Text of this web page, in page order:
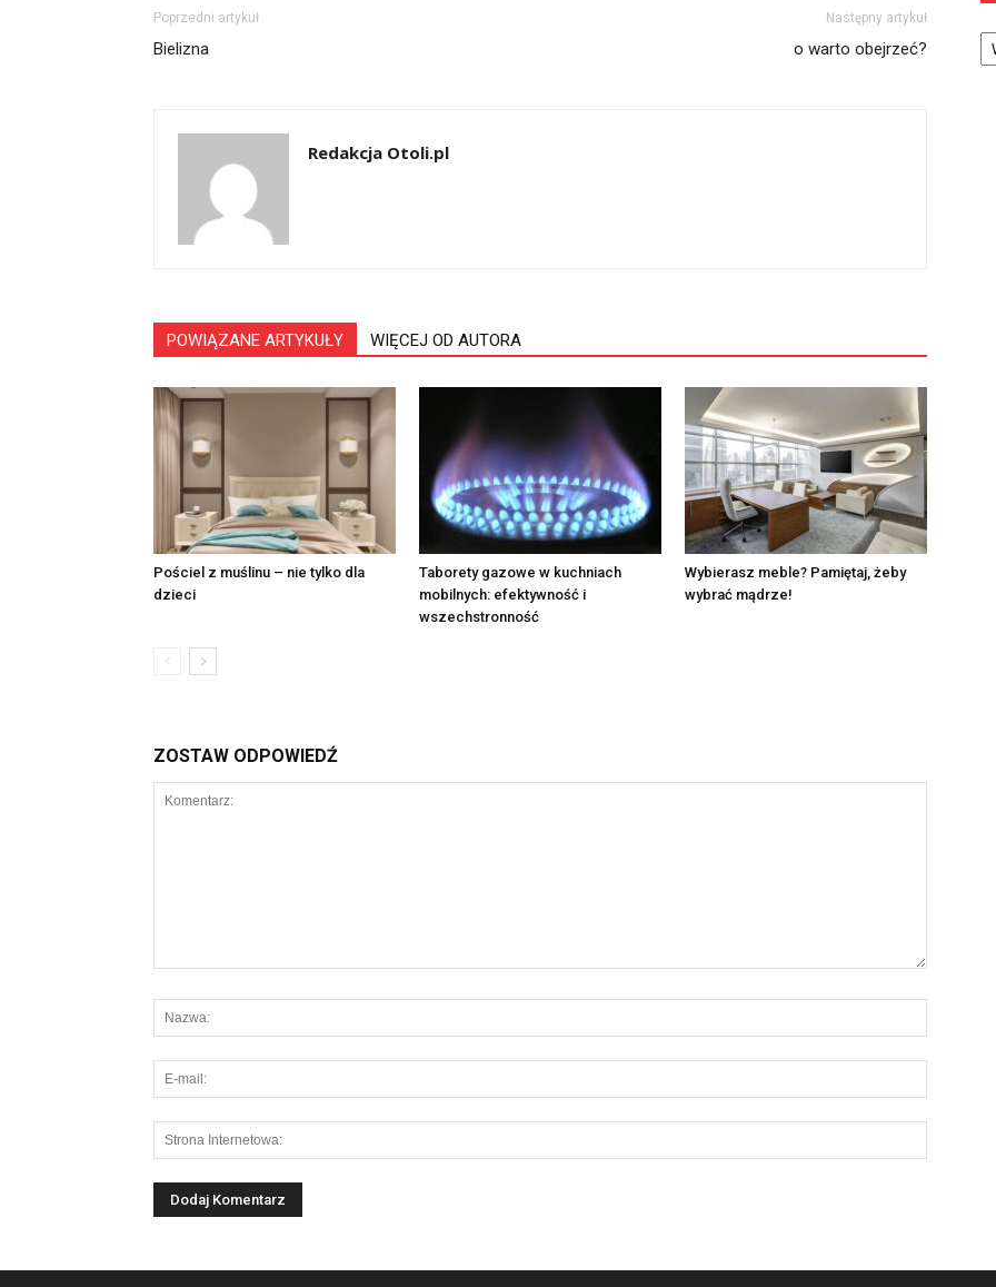
Poprzedni artykuł
Bielizna
Następny artykuł
o warto obejrzeć?
Redakcja Otoli.pl
POWIĄZANE ARTYKUŁY WIĘCEJ OD AUTORA
Pościel z muślinu – nie tylko dla
dzieci
Taborety gazowe w kuchniach
mobilnych: efektywność i
wszechstronność
Wybierasz meble? Pamiętaj, żeby
wybrać mądrze!
ZOSTAW ODPOWIEDŹ